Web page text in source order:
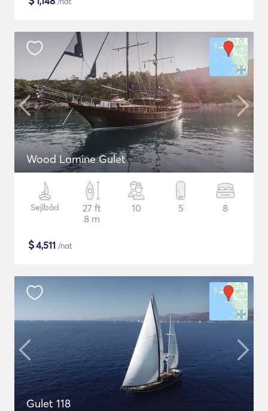
Wood Lamine Gulet
Sejlbåd
27 ft
8 m
10 5 8
$4,511 /nat
Gulet 118